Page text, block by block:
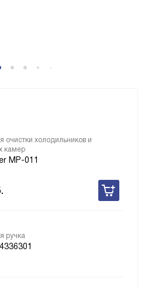
очистки холодильников и
камер
MP-011
ручка